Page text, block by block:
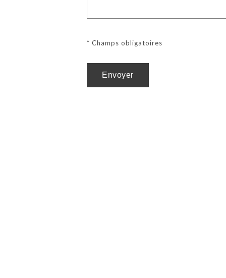
* Champs obligatoires